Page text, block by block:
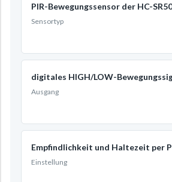
PIR-Bewegungssensor der HC-
Sensortyp
digitales HIGH/LOW-
Ausgang
Empfindlichkeit und Haltezeit per
Einstellung